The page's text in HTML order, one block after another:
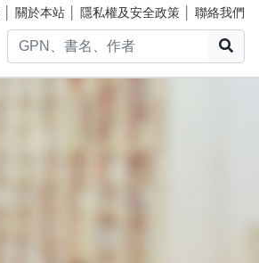
關於本站 隱私權及安全政策 聯絡我們